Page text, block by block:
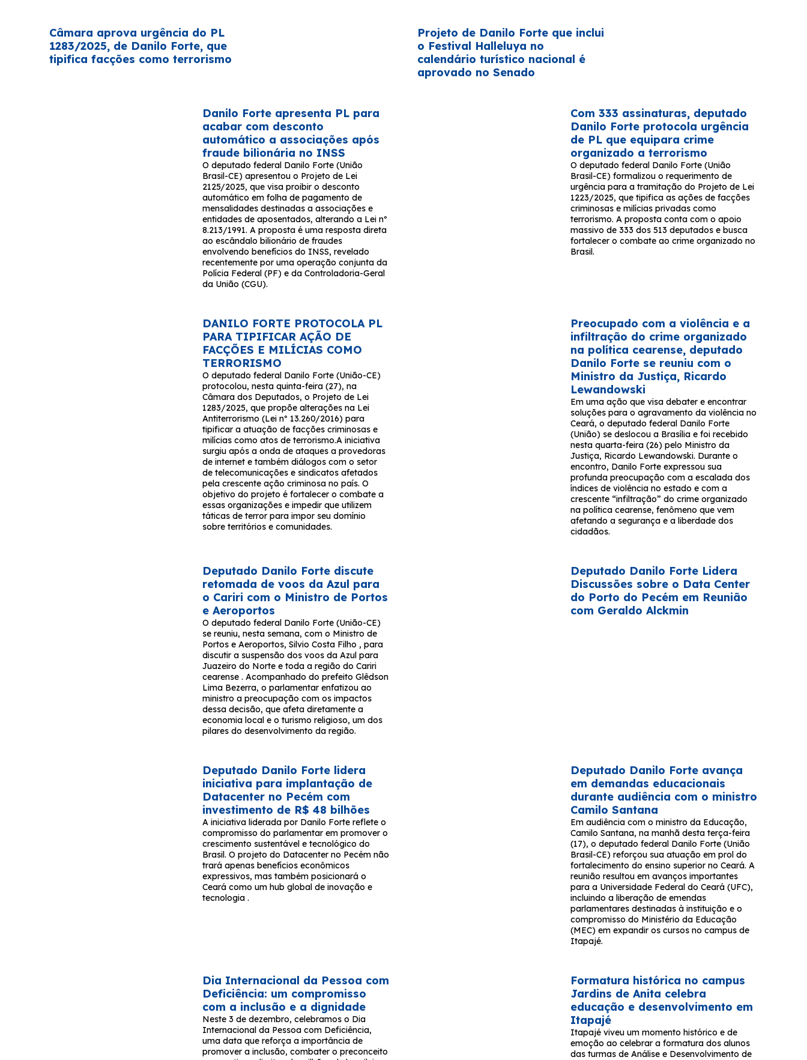
Câmara aprova urgência do PL
1283/2025, de Danilo Forte, que
tipifica facções como terrorismo
Projeto de Danilo Forte que inclui
o Festival Halleluya no
calendário turístico nacional é
aprovado no Senado
Danilo Forte apresenta PL para
acabar com desconto
automático a associações após
fraude bilionária no INSS
O deputado federal Danilo Forte (União
Brasil-CE) apresentou o Projeto de Lei
2125/2025, que visa proibir o desconto
automático em folha de pagamento de
mensalidades destinadas a associações e
entidades de aposentados, alterando a Lei nº
8.213/1991. A proposta é uma resposta direta
ao escândalo bilionário de fraudes
envolvendo benefícios do INSS, revelado
recentemente por uma operação conjunta da
Polícia Federal (PF) e da Controladoria-Geral
da União (CGU).
Com 333 assinaturas, deputado
Danilo Forte protocola urgência
de PL que equipara crime
organizado a terrorismo
O deputado federal Danilo Forte (União
Brasil-CE) formalizou o requerimento de
urgência para a tramitação do Projeto de Lei
1223/2025, que tipifica as ações de facções
criminosas e milícias privadas como
terrorismo. A proposta conta com o apoio
massivo de 333 dos 513 deputados e busca
fortalecer o combate ao crime organizado no
Brasil.
DANILO FORTE PROTOCOLA PL
PARA TIPIFICAR AÇÃO DE
FACÇÕES E MILÍCIAS COMO
TERRORISMO
O deputado federal Danilo Forte (União-CE)
protocolou, nesta quinta-feira (27), na
Câmara dos Deputados, o Projeto de Lei
1283/2025, que propõe alterações na Lei
Antiterrorismo (Lei nº 13.260/2016) para
tipificar a atuação de facções criminosas e
milícias como atos de terrorismo.A iniciativa
surgiu após a onda de ataques a provedoras
de internet e também diálogos com o setor
de telecomunicações e sindicatos afetados
pela crescente ação criminosa no país. O
objetivo do projeto é fortalecer o combate a
essas organizações e impedir que utilizem
táticas de terror para impor seu domínio
sobre territórios e comunidades.
Preocupado com a violência e a
infiltração do crime organizado
na política cearense, deputado
Danilo Forte se reuniu com o
Ministro da Justiça, Ricardo
Lewandowski
Em uma ação que visa debater e encontrar
soluções para o agravamento da violência no
Ceará, o deputado federal Danilo Forte
(União) se deslocou a Brasília e foi recebido
nesta quarta-feira (26) pelo Ministro da
Justiça, Ricardo Lewandowski. Durante o
encontro, Danilo Forte expressou sua
profunda preocupação com a escalada dos
índices de violência no estado e com a
crescente “infiltração” do crime organizado
na política cearense, fenômeno que vem
afetando a segurança e a liberdade dos
cidadãos.
Deputado Danilo Forte discute
retomada de voos da Azul para
o Cariri com o Ministro de Portos
e Aeroportos
O deputado federal Danilo Forte (União-CE)
se reuniu, nesta semana, com o Ministro de
Portos e Aeroportos, Silvio Costa Filho , para
discutir a suspensão dos voos da Azul para
Juazeiro do Norte e toda a região do Cariri
cearense . Acompanhado do prefeito Glêdson
Lima Bezerra, o parlamentar enfatizou ao
ministro a preocupação com os impactos
dessa decisão, que afeta diretamente a
economia local e o turismo religioso, um dos
pilares do desenvolvimento da região.
Deputado Danilo Forte Lidera
Discussões sobre o Data Center
do Porto do Pecém em Reunião
com Geraldo Alckmin
Deputado Danilo Forte lidera
iniciativa para implantação de
Datacenter no Pecém com
investimento de R$ 48 bilhões
A iniciativa liderada por Danilo Forte reflete o
compromisso do parlamentar em promover o
crescimento sustentável e tecnológico do
Brasil. O projeto do Datacenter no Pecém não
trará apenas benefícios econômicos
expressivos, mas também posicionará o
Ceará como um hub global de inovação e
tecnologia .
Deputado Danilo Forte avança
em demandas educacionais
durante audiência com o ministro
Camilo Santana
Em audiência com o ministro da Educação,
Camilo Santana, na manhã desta terça-feira
(17), o deputado federal Danilo Forte (União
Brasil-CE) reforçou sua atuação em prol do
fortalecimento do ensino superior no Ceará. A
reunião resultou em avanços importantes
para a Universidade Federal do Ceará (UFC),
incluindo a liberação de emendas
parlamentares destinadas à instituição e o
compromisso do Ministério da Educação
(MEC) em expandir os cursos no campus de
Itapajé.
Dia Internacional da Pessoa com
Deficiência: um compromisso
com a inclusão e a dignidade
Neste 3 de dezembro, celebramos o Dia
Internacional da Pessoa com Deficiência,
uma data que reforça a importância de
promover a inclusão, combater o preconceito
Formatura histórica no campus
Jardins de Anita celebra
educação e desenvolvimento em
Itapajé
Itapajé viveu um momento histórico e de
emoção ao celebrar a formatura dos alunos
das turmas de Análise e Desenvolvimento de